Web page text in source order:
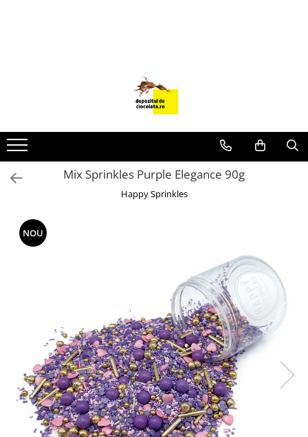
GLAZURI, UMPLUTURI, CREME
USTENSILE SI FORME SILICON
PASTA DE ZAHAR
DIVERSE
FRISCA, UNT, LAPTE CONDENSAT
Mix Sprinkles Purple Elegance 90g
Happy Sprinkles
NOU